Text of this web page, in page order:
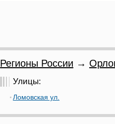
Регионы России →
Улицы:
Ломовская ул.